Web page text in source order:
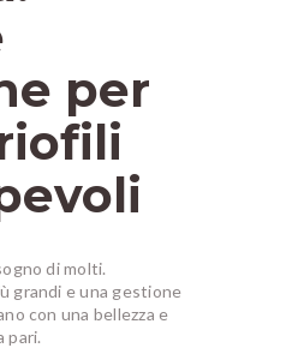
per
di molti.
grandi e una gestione
con una bellezza e
pari.